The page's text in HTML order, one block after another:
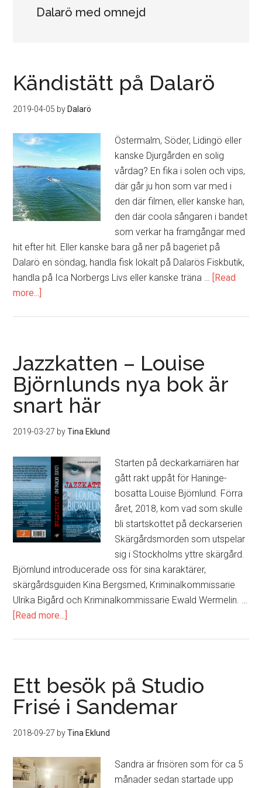
Dalarö med omnejd
Kändistätt på Dalarö
2019-04-05 by Dalarö
Östermalm, Söder, Lidingö eller
kanske Djurgården en solig
vårdag? En fika i solen och vips,
där går ju hon som var med i
den där filmen, eller kanske han,
den där coola sångaren i bandet
som verkar ha framgångar med
hit efter hit. Eller kanske bara gå ner på bageriet på
Dalarö en söndag, handla fisk lokalt på Dalarös Fiskbutik,
handla på Ica Norbergs Livs eller kanske träna …
[Read
more...]
Jazzkatten – Louise
Björnlunds nya bok är
snart här
2019-03-27 byTina Eklund
Starten på deckarkarriären har
gått rakt uppåt för Haninge-
bosatta Louise Björnlund. Förra
året, 2018, kom vad som skulle
bli startskottet på deckarserien
Skärgårdsmorden som utspelar
sig i Stockholms yttre skärgård.
Björnlund introducerade oss för sina karaktärer,
skärgårdsguiden Kina Bergsmed, Kriminalkommissarie
Ulrika Bigård och Kriminalkommissarie Ewald Wermelin. …
[Read more...]
Björnlunds
nya
bok
snart
Ett besök på Studio
Frisé i Sandemar
2018-09-27 byTina Eklund
Sandra är frisören som för ca 5
månader sedan startade upp